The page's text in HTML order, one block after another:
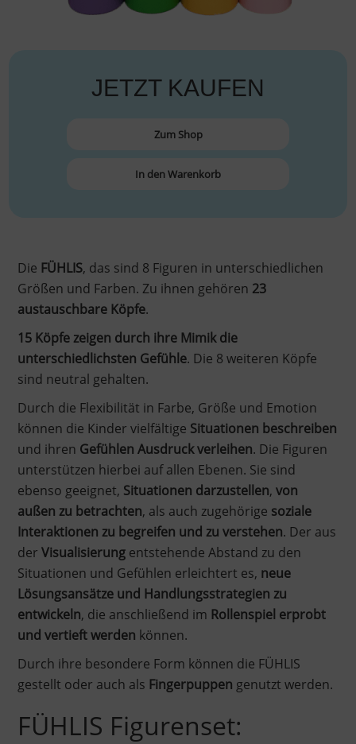
JETZT KAUFEN
Zum Shop
In den Warenkorb
Die FÜHLIS, das sind 8 Figuren in unterschiedlichen
Größen und Farben. Zu ihnen gehören 23
austauschbare Köpfe.
15 Köpfe zeigen durch ihre Mimik die
unterschiedlichsten Gefühle. Die 8 weiteren Köpfe
sind neutral gehalten.
Durch die Flexibilität in Farbe, Größe und Emotion
können die Kinder vielfältige Situationen beschreiben
und ihren Gefühlen Ausdruck verleihen. Die Figuren
unterstützen hierbei auf allen Ebenen. Sie sind
ebenso geeignet, Situationen darzustellen,von
außen zu betrachten, als auch zugehörige soziale
Interaktionen zu begreifen und zu verstehen. Der aus
derVisualisierung entstehende Abstand zu den
Situationen und Gefühlen erleichtert es, neue
Lösungsansätze und Handlungsstrategien zu
entwickeln, die anschließend im Rollenspiel erprobt
und vertieft werden können.
Durch ihre besondere Form können die FÜHLIS
gestellt oder auch als Fingerpuppen genutzt werden.
FÜHLIS Figurenset: